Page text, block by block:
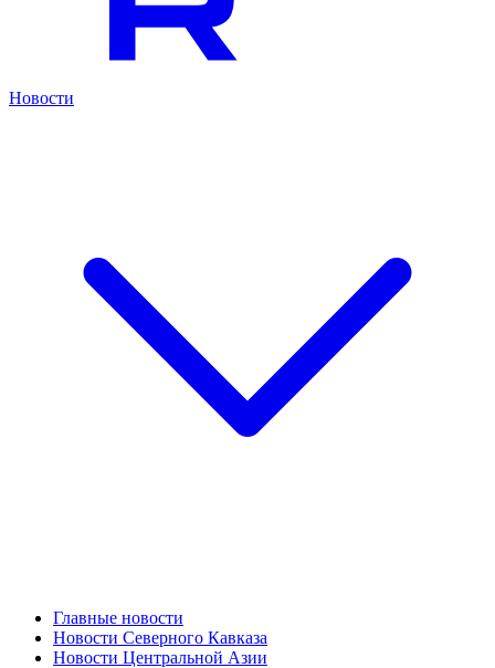
Новости
Главные новости
Новости Северного Кавказа
Новости Центральной Азии